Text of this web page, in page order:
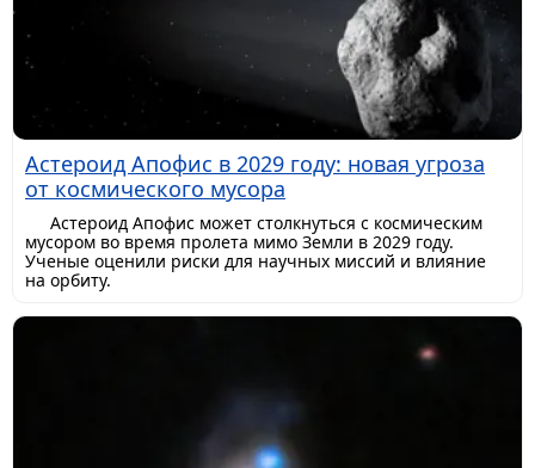
Астероид Апофис в 2029 году: новая угроза
от космического мусора
Астероид Апофис может столкнуться с космическим
мусором во время пролета мимо Земли в 2029 году.
Ученые оценили риски для научных миссий и влияние
на орбиту.